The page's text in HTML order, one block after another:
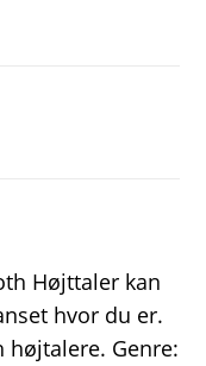
Højttaler kan
hvor du er.
højtalere. Genre: